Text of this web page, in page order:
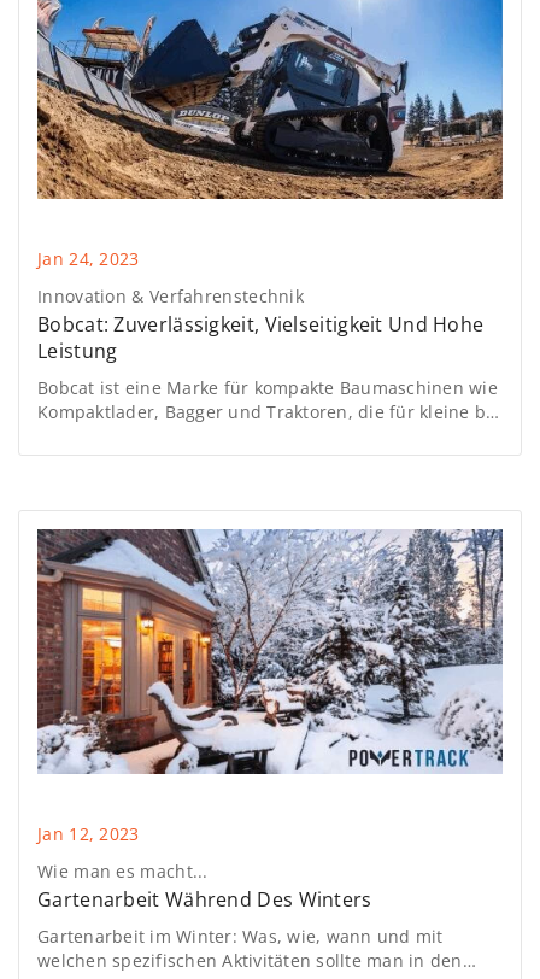
Jan 24, 2023
Innovation & Verfahrenstechnik
Bobcat: Zuverlässigkeit, Vielseitigkeit Und Hohe
Leistung
Bobcat ist eine Marke für kompakte Baumaschinen wie
Kompaktlader, Bagger und Traktoren, die für kleine bis
sind. Sie sind sehr vielseitig und wendig
Jan 12, 2023
Wie man es macht...
Gartenarbeit Während Des Winters
Gartenarbeit im Winter: Was, wie, wann und mit
welchen spezifischen Aktivitäten sollte man in den